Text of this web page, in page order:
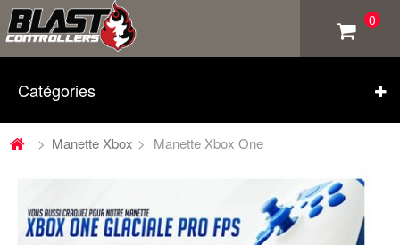
Catégories
0
> Manette Xbox > Manette Xbox One